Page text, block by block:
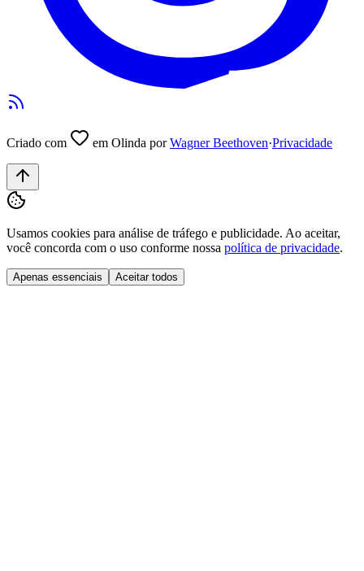
Criado com em Olinda porWagner Beethoven·Privacidade
Usamos cookies para análise de tráfego e publicidade. Ao aceitar,
você concorda com o uso conforme nossa política de privacidade.
Apenas essenciais Aceitar todos